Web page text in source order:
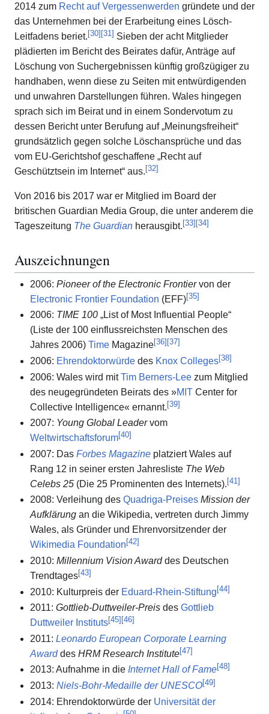
2014 zum Recht auf Vergessenwerden gründete und der
das Unternehmen bei der Erarbeitung eines Lösch-
Leitfadens beriet.[30][31] Sieben der acht Mitglieder
plädierten im Bericht des Beirates dafür, Anträge auf
Löschung von Suchergebnissen künftig großzügiger zu
handhaben, wenn diese zu Seiten mit entwürdigenden
und unwahren Darstellungen führen. Wales hingegen
sprach sich im Beirat und in einem Sondervotum zu
dessen Bericht unter Berufung auf „Meinungsfreiheit“
grundsätzlich gegen solche Löschansprüche und das
vom EU-Gerichtshof geschaffene „Recht auf
Geschütztsein im Internet“ aus.[32]
Von 2016 bis 2017 war er Mitglied im Board der
britischen Guardian Media Group, die unter anderem die
Tageszeitung The Guardian herausgibt.[33][34]
Auszeichnungen
2006: Pioneer of the Electronic Frontiervon der
Electronic Frontier Foundation (EFF)[35]
2006: TIME 100„List of Most Influential People“
(Liste der 100 einflussreichsten Menschen des
Jahres 2006) TimeMagazine[36] [37]
2006: Ehrendoktorwürdedes Knox Colleges[38]
2006: Wales wird mitTim Berners-Leezum Mitglied
des neugegründeten Beirats des »MITCenter for
Collective Intelligence« ernannt.[39]
2007: Young Global Leadervom
Weltwirtschaftsforum[40]
2007: Das Forbes Magazineplatziert Wales auf
Rang 12 in seiner ersten Jahresliste The Web
Celebs 25(Die 25 Prominenten des Internets).[41]
2008: Verleihung des Quadriga-Preises Mission der
Aufklärungan die Wikipedia, vertreten durch Jimmy
Wales, als Gründer und Ehrenvorsitzender der
Wikimedia Foundation [42]
2010: Millennium Vision Awarddes Deutschen
Trendtages[43]
2010: Kulturpreis der Eduard-Rhein-Stiftung[44]
2011: Gottlieb-Duttweiler-Preisdes Gottlieb
Duttweiler Instituts[45] [46]
2011: Leonardo European Corporate Learning
Awarddes HRM Research Institute[47]
2013: Aufnahme in die Internet Hall of Fame[48]
2013: Niels-Bohr-Medaille der UNESCO[49]
2014: Ehrendoktorwürde der Universität der